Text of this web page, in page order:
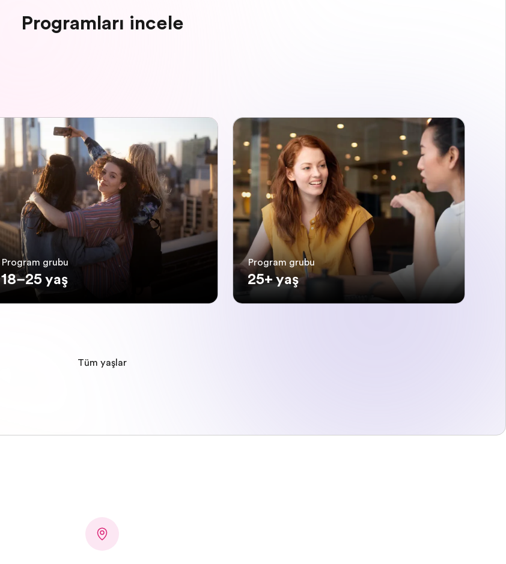
Programları incele
Program grubu
18–25 yaş
Program grubu
25+ yaş
Tüm yaşlar